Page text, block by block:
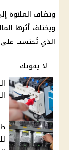
وتضاف العلاوة
ويختلف أثرها
الذي تُحتسب
لا يفوتك